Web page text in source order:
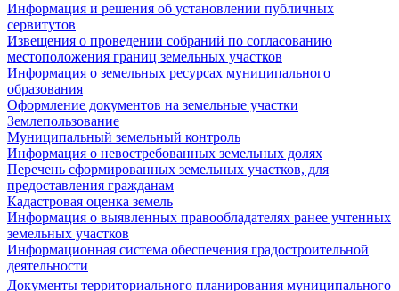
Информация и решения об установлении публичных
сервитутов
Извещения о проведении собраний по согласованию
местоположения границ земельных участков
Информация о земельных ресурсах муниципального
образования
Оформление документов на земельные участки
Землепользование
Муниципальный земельный контроль
Информация о невостребованных земельных долях
Перечень сформированных земельных участков, для
предоставления гражданам
Кадастровая оценка земель
Информация о выявленных правообладателях ранее учтенных
земельных участков
Информационная система обеспечения градостроительной
деятельности
Документы территориального планирования муниципального